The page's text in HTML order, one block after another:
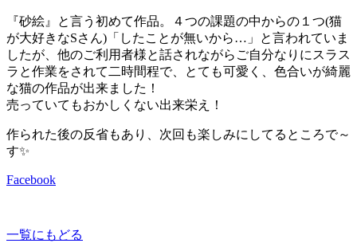
『砂絵』と言う初めて作品。４つの課題の中からの１つ(猫
が大好きなSさん)「したことが無いから…」と言われていま
したが、他のご利用者様と話されながらご自分なりにスラス
ラと作業をされて二時間程で、とても可愛く、色合いが綺麗
な猫の作品が出来ました！
売っていてもおかしくない出来栄え！
作られた後の反省もあり、次回も楽しみにしてるところで～
す✨
Facebook
一覧にもどる